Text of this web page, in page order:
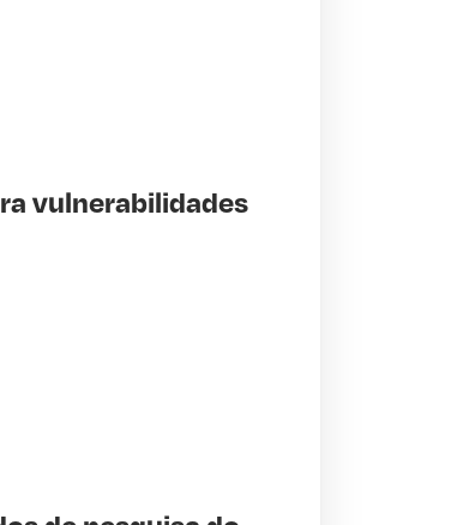
vulnerabilidades